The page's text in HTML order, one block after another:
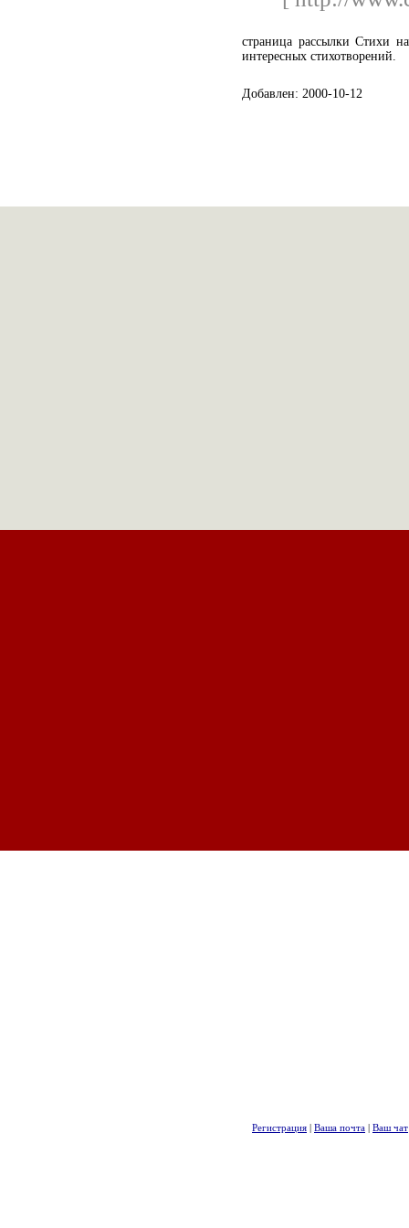
страница рассылки Стихи
интересных стихотворений.
Добавлен: 2000-10-12
Регистрация | Ваша почта | Ваш чат